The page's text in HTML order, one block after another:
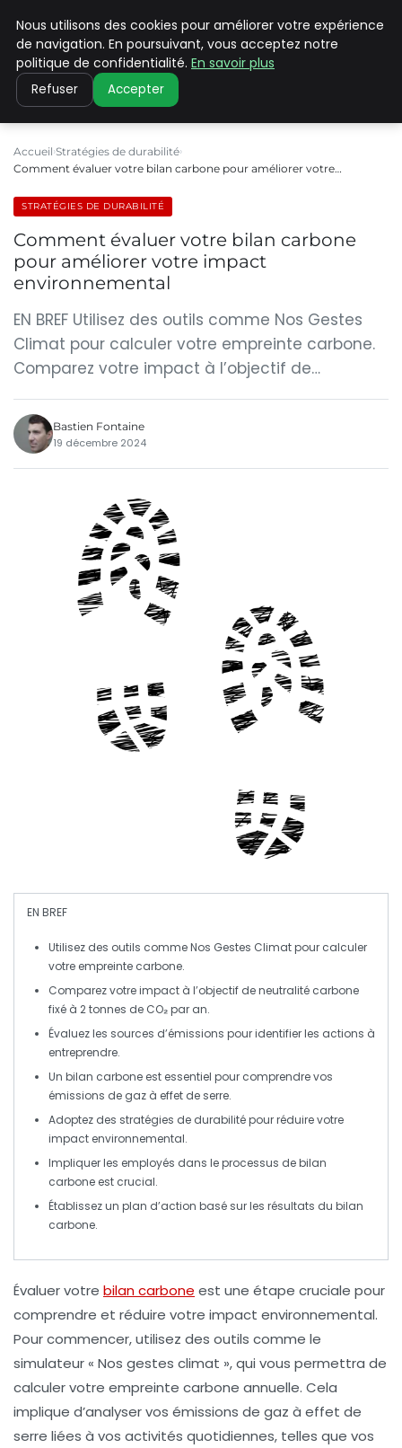
CLIMATE C ADVANCED
Accueil Stratégies de durabilité
Comment évaluer votre bilan carbone pour améliorer votre…
STRATÉGIES DE DURABILITÉ
Comment évaluer votre bilan carbone
pour améliorer votre impact
environnemental
EN BREF Utilisez des outils comme Nos Gestes
Climat pour calculer votre empreinte carbone.
Comparez votre impact à l’objectif de…
Bastien Fontaine
19 décembre 2024
EN BREF
Utilisez des outils commeNos Gestes Climatpour calculer
votre empreinte carbone.
Comparez votre impact à l’objectif deneutralité carbone
fixé à 2 tonnes de CO₂par an.
Évaluez les sources d’émissions pour identifier les actions à
entreprendre.
Un bilan carbone est essentiel pour comprendre vos
émissions de gaz à effet de serre.
Adoptez des stratégies de durabilitépour réduire votre
impact environnemental.
Impliquer les employés dans le processus debilan
carbone est crucial.
Établissez un plan d’action basé sur les résultats du bilan
carbone.
Évaluer votre bilan carbone est une étape cruciale pour
comprendre et réduire votre impact environnemental.
Pour commencer, utilisez des outils comme le
simulateur « Nos gestes climat », qui vous permettra de
calculer votre empreinte carbone annuelle. Cela
implique d’analyser vos émissions de gaz à effet de
serre liées à vos activités quotidiennes, telles que vos
Nous utilisons des cookies pour améliorer votre expérience
de navigation. En poursuivant, vous acceptez notre
politique de confidentialité. En savoir plus
Refuser Accepter